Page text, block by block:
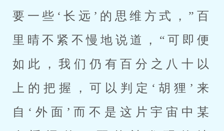
要一些‘长远’的思维方式，”百
里晴不紧不慢地说道，“可即便
如此，我们仍有百分之八十以
上的把握，可以判定‘胡狸’来
自‘外面’而不是这片宇宙中某